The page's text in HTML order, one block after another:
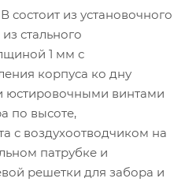
из установочного
стального
1 мм с
корпуса ко дну
юстировочными винтами
по высоте,
с воздухоотводчиком на
патрубке и
решетки для забора и